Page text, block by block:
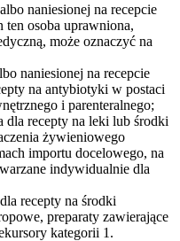
naniesionej na recepcie
ten osoba uprawniona,
może oznaczyć na
naniesionej na recepcie
na antybiotyki w postaci
i parenteralnego;
recepty na leki lub środki
żywieniowego
importu docelowego, na
indywidualnie dla
recepty na środki
preparaty zawierające
kategorii 1.